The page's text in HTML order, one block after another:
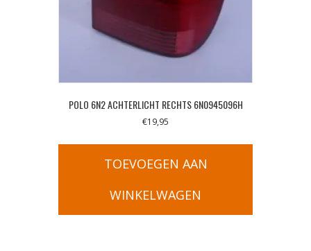
POLO 6N2 ACHTERLICHT RECHTS 6N0945096H
€19,95
TOEVOEGEN AAN
WINKELWAGEN